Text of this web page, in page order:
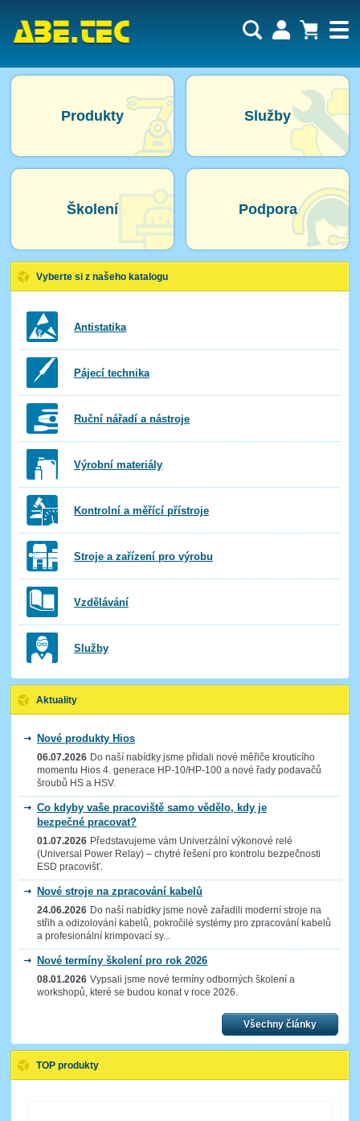
Produkty Služby
Školení Podpora
Vyberte si z našeho katalogu
Antistatika
Pájecí technika
Ruční nářadí a nástroje
Výrobní materiály
Kontrolní a měřící přístroje
Stroje a zařízení pro výrobu
Vzdělávání
Služby
Aktuality
Nové produkty Hios
06.07.2026 Do naší nabídky jsme přidali nové měřiče krouticího
momentu Hios 4. generace HP-10/HP-100 a nové řady podavačů
šroubů HS a HSV.
Co kdyby vaše pracoviště samo vědělo, kdy je
bezpečné pracovat?
01.07.2026 Představujeme vám Univerzální výkonové relé
(Universal Power Relay) – chytré řešení pro kontrolu bezpečnosti
ESD pracovišť.
Nové stroje na zpracování kabelů
24.06.2026 Do naší nabídky jsme nově zařadili moderní stroje na
střih a odizolování kabelů, pokročilé systémy pro zpracování kabelů
a profesionální krimpovací sy...
Nové termíny školení pro rok 2026
08.01.2026 Vypsali jsme nové termíny odborných školení a
workshopů, které se budou konat v roce 2026.
Všechny články
TOP produkty
Nákupní košík je momentálně prázdný.
Obsah košíku
Počet produktů:
Cena celkem:
Uživatel:
Heslo:
Přihlásit
Zapomenuté heslo